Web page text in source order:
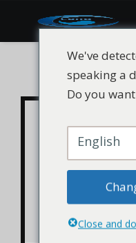
HALS
944
We've
speaking a
Do you
English
Close and